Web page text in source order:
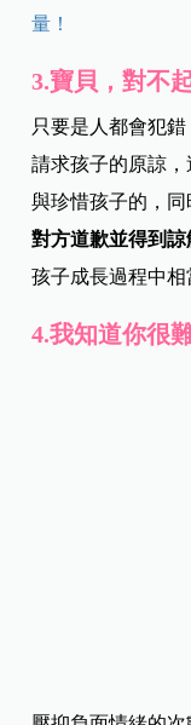
量！
3.寶貝，對不
只要是人都會犯
請求孩子的原諒
與珍惜孩子的，
對方道歉並得到諒
孩子成長過程中相
4.我知道你很